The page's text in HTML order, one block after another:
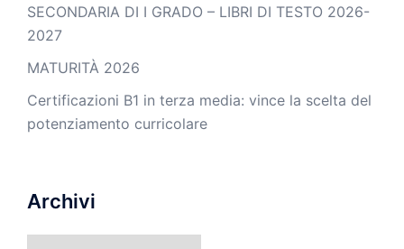
SECONDARIA DI I GRADO – LIBRI DI TESTO 2026-
2027
MATURITÀ 2026
Certificazioni B1 in terza media: vince la scelta del
potenziamento curricolare
Archivi